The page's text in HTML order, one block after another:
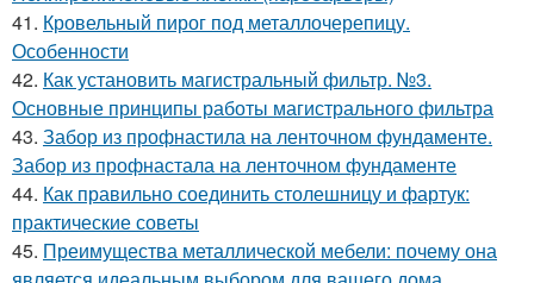
41. Кровельный пирог под металлочерепицу.
Особенности
42. Как установить магистральный фильтр. №3.
Основные принципы работы магистрального фильтра
43. Забор из профнастила на ленточном фундаменте.
Забор из профнастала на ленточном фундаменте
44. Как правильно соединить столешницу и фартук:
практические советы
45. Преимущества металлической мебели: почему она